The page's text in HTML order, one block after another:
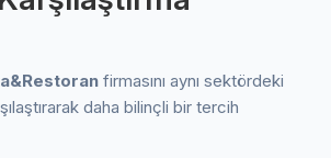
firmasını aynı sektördeki
daha bilinçli bir tercih